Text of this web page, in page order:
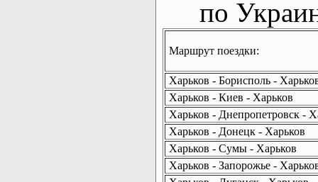
по
Маршрут поездки:
Харьков - Борисполь -
Харьков - Киев - Харьков
Харьков - Днепропетровск -
Харьков - Донецк - Харьков
Харьков - Сумы - Харьков
Харьков - Запорожье -